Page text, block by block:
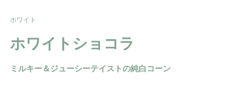
ホワイト
ホワイトショコラ
ミルキー＆ジューシーテイストの純白コーン